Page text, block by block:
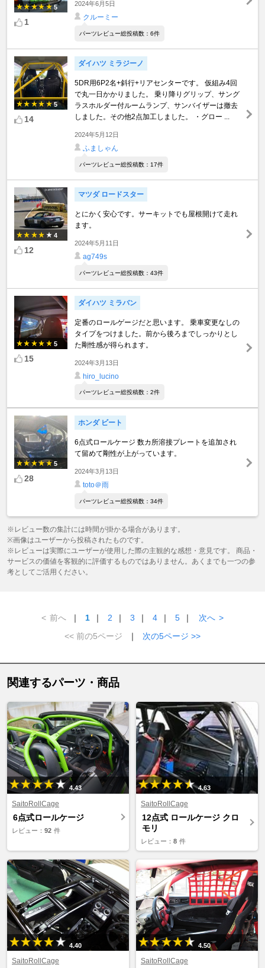
5
1
2024年6月5日
クルーミー
パーツレビュー総投稿数：6件
5
14
ダイハツ ミラジーノ
5DR用6P2名+斜行+リアセンターです。 仮組み4回
で丸一日かかりました。 乗り降りグリップ、サング
ラスホルダー付ルームランプ、サンバイザーは撤去
しました。その他2点加工しました。 ・グロー ...
2024年5月12日
ふましゃん
パーツレビュー総投稿数：17件
4
12
マツダ ロードスター
とにかく安心です。サーキットでも屋根開けて走れ
ます。
2024年5月11日
ag749s
パーツレビュー総投稿数：43件
5
15
ダイハツ ミラバン
定番のロールゲージだと思います。 乗車変更なしの
タイプをつけました。前から後ろまでしっかりとし
た剛性感が得られます。
2024年3月13日
hiro_lucino
パーツレビュー総投稿数：2件
5
28
ホンダ ビート
6点式ロールケージ 数カ所溶接プレートを追加され
て留めて剛性が上がっています。
2024年3月13日
toto＠雨
パーツレビュー総投稿数：34件
※レビュー数の集計には時間が掛かる場合があります。
※画像はユーザーから投稿されたものです。
※レビューは実際にユーザーが使用した際の主観的な感想・意見です。 商品・
サービスの価値を客観的に評価するものではありません。あくまでも一つの参
考としてご活用ください。
< 前へ ｜ 1 ｜ 2 ｜ 3 ｜ 4 ｜ 5 ｜ 次へ >
<< 前の5ページ
｜ 次の5ページ >>
関連するパーツ・商品
4.43
SaitoRollCage
6点式ロールケージ
レビュー： 92 件
4.63
SaitoRollCage
12点式 ロールケージ クロ
モリ
レビュー： 8 件
4.40
SaitoRollCage
4.50
SaitoRollCage